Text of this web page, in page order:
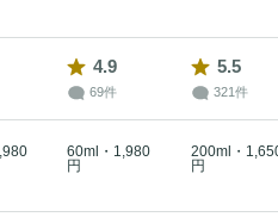
4.9
69件
5.5
321件
60ml・1,980
円
200ml・
円